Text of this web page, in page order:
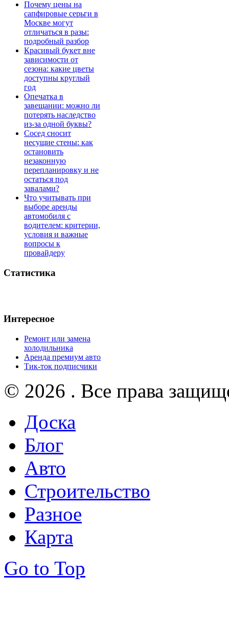
Почему цены на
сапфировые серьги в
Москве могут
отличаться в разы:
подробный разбор
Красивый букет вне
зависимости от
сезона: какие цветы
доступны круглый
год
Опечатка в
завещании: можно ли
потерять наследство
из-за одной буквы?
Сосед сносит
несущие стены: как
остановить
незаконную
перепланировку и не
остаться под
завалами?
Что учитывать при
выборе аренды
автомобиля с
водителем: критерии,
условия и важные
вопросы к
провайдеру
Статистика
Интересное
Ремонт или замена
холодильника
Аренда премиум авто
Тик-ток подписчики
© 2026 . Все права
Доска
Блог
Авто
Строительство
Разное
Карта
Go to Top